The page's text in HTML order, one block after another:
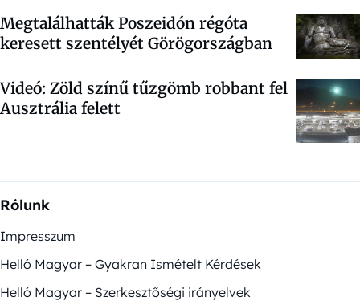
Megtalálhatták Poszeidón régóta
keresett szentélyét Görögországban
Videó: Zöld színű tűzgömb robbant fel
Ausztrália felett
Rólunk
Impresszum
Helló Magyar – Gyakran Ismételt Kérdések
Helló Magyar – Szerkesztőségi irányelvek